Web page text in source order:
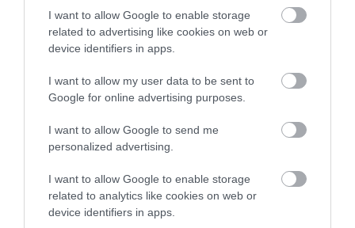
I want to allow Google to enable storage
related to advertising like cookies on web or
device identifiers in apps.
I want to allow my user data to be sent to
Google for online advertising purposes.
I want to allow Google to send me
personalized advertising.
I want to allow Google to enable storage
related to analytics like cookies on web or
device identifiers in apps.
13.02.2026 18:00
Μάνατζερ οίκου ανοχής αποκαλύπτει τι
ζητούν οι άνδρες την ημέρα του Αγίου
Βαλεντίνου
ΔΗΜΟΦΙΛΗ